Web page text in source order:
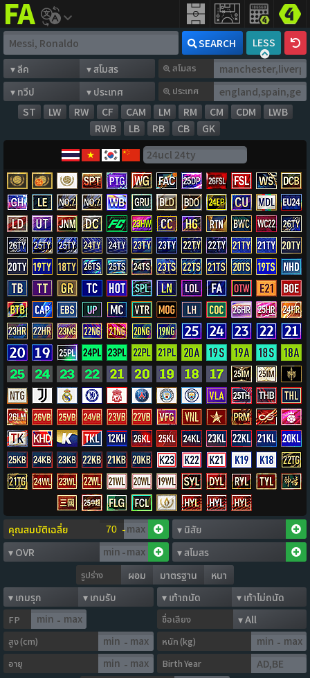
FIFAaddict SEARCH LESS
สโมสร
ประเทศ
ST LW RW CF CAM LM RM CM CDM
LWB
RWB
LB RB CB GK
-
-
รูปร่าง ผอม มาตรฐาน หนา
FP -
ชื่อเสียง
สูง (cm)
- หนัก (kg) -
อายุ -
Birth Year